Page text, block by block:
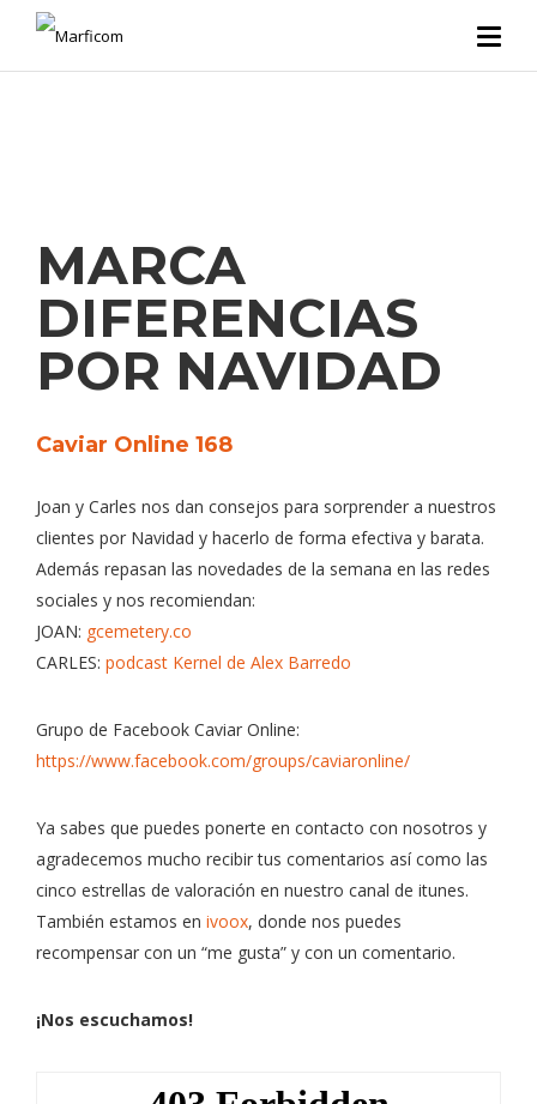
MARCA
DIFERENCIAS
POR NAVIDAD
Caviar Online 168
Joan y Carles nos dan consejos para sorprender a nuestros
clientes por Navidad y hacerlo de forma efectiva y barata.
Además repasan las novedades de la semana en las redes
sociales y nos recomiendan:
JOAN: gcemetery.co
CARLES: podcast Kernel de Alex Barredo
Grupo de Facebook Caviar Online:
https://www.facebook.com/groups/caviaronline/
Ya sabes que puedes ponerte en contacto con nosotros y
agradecemos mucho recibir tus comentarios así como las
cinco estrellas de valoración en nuestro canal de itunes.
También estamos en ivoox, donde nos puedes
recompensar con un “me gusta” y con un comentario.
¡Nos escuchamos!